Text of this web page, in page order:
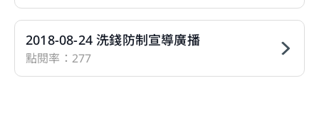
2018-08-24 洗錢防制宣導廣播
點閱率：277
繼續前往
關閉
繼續前往
前往更新
記住我的身分證字號